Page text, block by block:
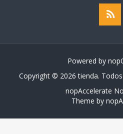
Powered by
Copyright © 2026 tienda.
nopAccelerate
Theme by